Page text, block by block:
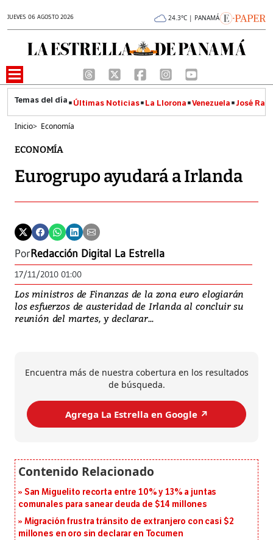
JUEVES 06 AGOSTO 2026 24.3°C | PANAMÁ
Últimas Noticias La Llorona Venezuela José
Inicio> Economía
ECONOMÍA
Eurogrupo ayudará a Irlanda
PorRedacción Digital La Estrella
17/11/2010 01:00
Los ministros de Finanzas de la zona euro elogiarán
los esfuerzos de austeridad de Irlanda al concluir su
reunión del martes, y declarar...
Encuentra más de nuestra cobertura en los resultados
de búsqueda.
Agrega La Estrella en Google ↗️
San Miguelito recorta entre 10% y 13% a juntas
comunales para sanear deuda de $14 millones
Migración frustra tránsito de extranjero con casi $2
millones en oro sin declarar en Tocumen